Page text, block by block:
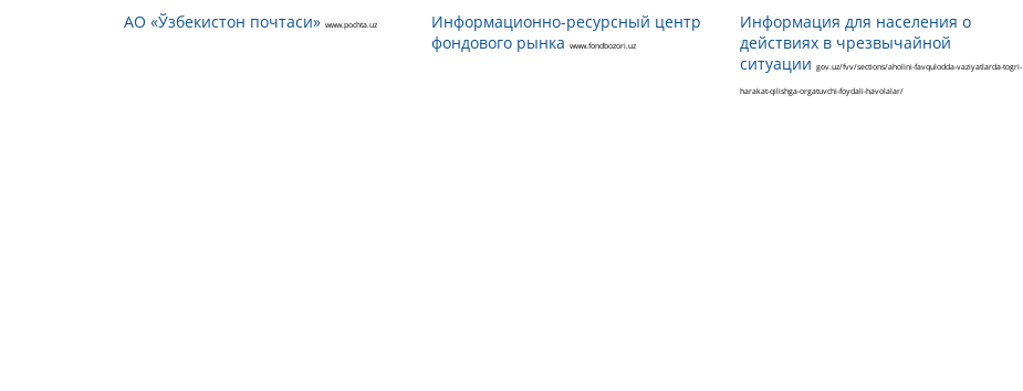
АО «Ўзбекистон почтаси» www.pochta.uz
Информационно-ресурсный центр
фондового рынка www.fondbozori.uz
Информация для населения о
действиях в чрезвычайной
ситуации gov.uz/fvv/sections/aholini-favqulodda-vaziyatlarda-togri-
harakat-qilishga-orgatuvchi-foydali-havolalar/